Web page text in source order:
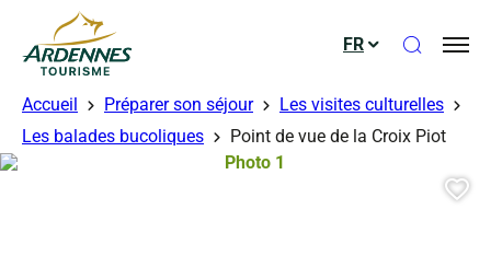
ADT des Ardennes
FR Ouvrir
Accueil Préparer son séjour
Les visites culturelles
Les balades bucoliques
Point de vue de la Croix Piot
Photo 1, © Droits gérés – OTPS